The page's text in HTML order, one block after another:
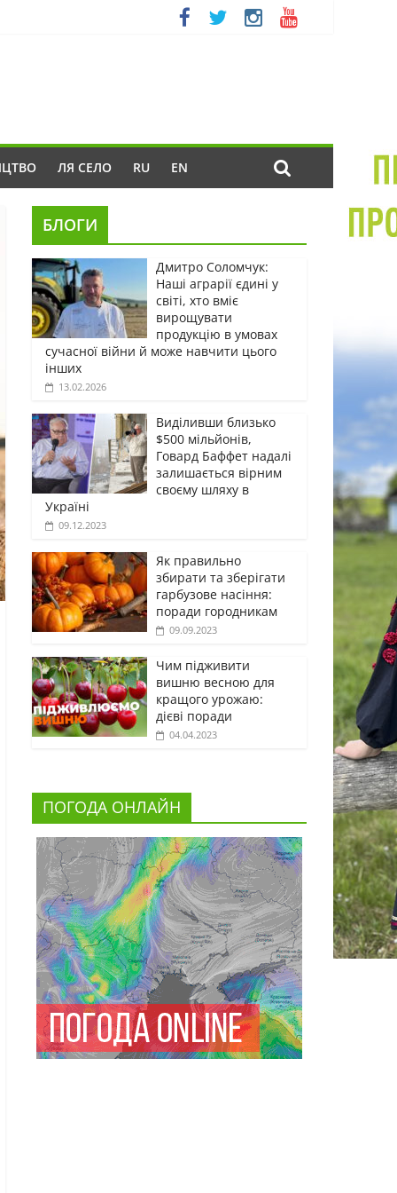
ЛЯ СЕЛО RU EN
БЛОГИ
Дмитро Соломчук:
Наші аграрії єдині у
світі, хто вміє
вирощувати
продукцію в умовах
сучасної війни й може навчити цього
інших
13.02.2026
Виділивши близько
$500 мільйонів,
Говард Баффет надалі
залишається вірним
своєму шляху в
Україні
09.12.2023
Як правильно
збирати та зберігати
гарбузове насіння:
поради городникам
09.09.2023
Чим підживити
вишню весною для
кращого урожаю:
дієві поради
04.04.2023
ПОГОДА ОНЛАЙН